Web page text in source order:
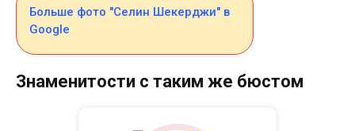
Больше фото "Селин Шекерджи" в
Google
Знаменитости с таким же бюстом